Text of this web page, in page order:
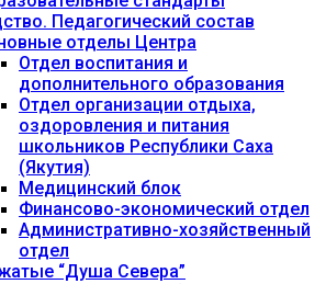
Педагогический состав
отделы Центра
Отдел воспитания и
дополнительного образования
Отдел организации отдыха,
оздоровления и питания
школьников Республики Саха
(Якутия)
Медицинский блок
Финансово-экономический отдел
Административно-хозяйственный
отдел
“Душа Севера”